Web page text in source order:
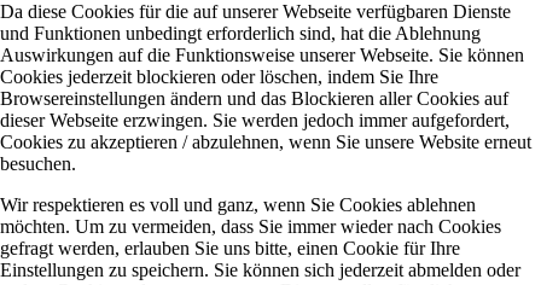
Da diese Cookies für die auf unserer Webseite verfügbaren Dienste
und Funktionen unbedingt erforderlich sind, hat die Ablehnung
Auswirkungen auf die Funktionsweise unserer Webseite. Sie können
Cookies jederzeit blockieren oder löschen, indem Sie Ihre
Browsereinstellungen ändern und das Blockieren aller Cookies auf
dieser Webseite erzwingen. Sie werden jedoch immer aufgefordert,
Cookies zu akzeptieren / abzulehnen, wenn Sie unsere Website erneut
besuchen.
Wir respektieren es voll und ganz, wenn Sie Cookies ablehnen
möchten. Um zu vermeiden, dass Sie immer wieder nach Cookies
gefragt werden, erlauben Sie uns bitte, einen Cookie für Ihre
Einstellungen zu speichern. Sie können sich jederzeit abmelden oder